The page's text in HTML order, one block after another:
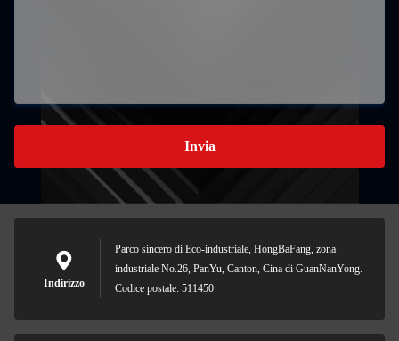
Invia
Indirizzo
Parco sincero di Eco-industriale, HongBaFang, zona
industriale No.26, PanYu, Canton, Cina di GuanNanYong.
Codice postale: 511450